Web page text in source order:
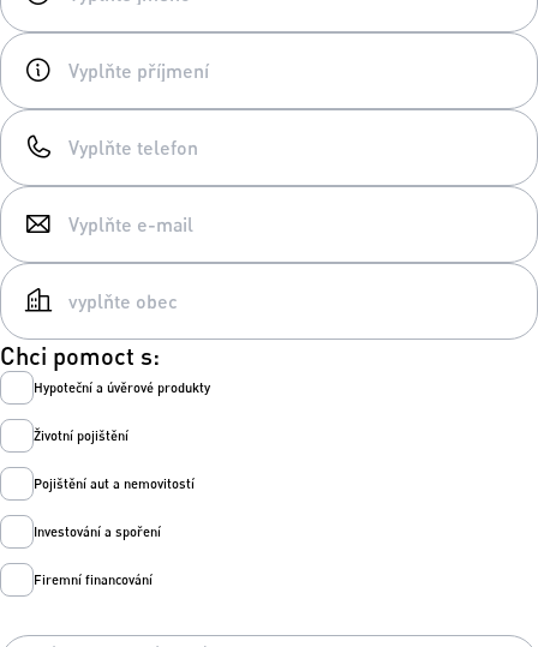
Chci pomoct s:
Hypoteční a úvěrové produkty
Životní pojištění
Pojištění aut a nemovitostí
Investování a spoření
Firemní financování